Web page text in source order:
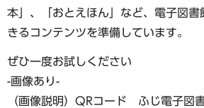
本」、「おとえほん」など、電子図書
きるコンテンツを準備しています。
ぜひ一度お試しください
-画像あり-
（画像説明）QRコード ふじ電子図